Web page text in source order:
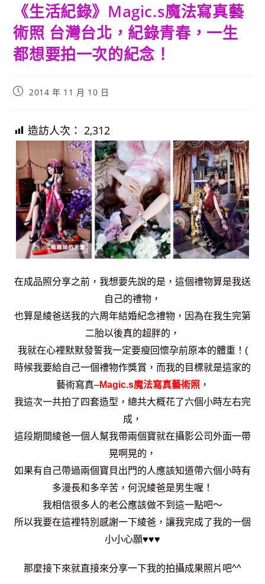
《生活紀錄》Magic.s魔法寫真藝
術照 台灣台北，紀錄青春，一生
都想要拍一次的紀念！
Post2014 年 11 月 10 日
造訪人次： 2,312
在成品照分享之前，我想要先說的是，這個禮物算是我送
自己的禮物，
也算是綾爸送我的六周年結婚紀念禮物，因為在我生完第
二胎以後真的超胖的，
我就在心裡默默發誓我一定要瘦回懷孕前原本的體重！(
時候我要給自己一個禮物作獎賞，而我的目標就是這家的
藝術寫真–Magic.s魔法寫真藝術照，
我這次一共拍了四套造型，總共大概花了六個小時左右完
成，
這段期間綾爸一個人幫我帶兩個寶就在攝影公司外面一帶
晃啊晃的，
如果有自己帶過兩個寶貝出門 的人應該知道帶六個小時有
多漫長和多辛苦，何況綾爸是男生喔！
我相信很多人的老公應該做不到這一點吧～
所以我要在這裡特別感謝一下綾爸，讓我完成了我的一個
小小心願♥♥♥
那麼接下來就直接來分享一下我的拍攝成果照片吧^^